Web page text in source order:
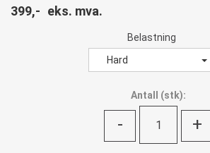
399,- eks. mva.
Belastning
Hard
Antall (stk):
- +